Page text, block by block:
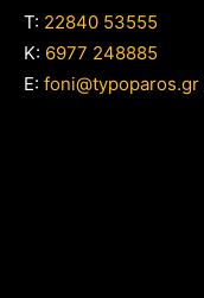
T: 22840 53555
Κ: 6977 248885
E: foni@typoparos.gr